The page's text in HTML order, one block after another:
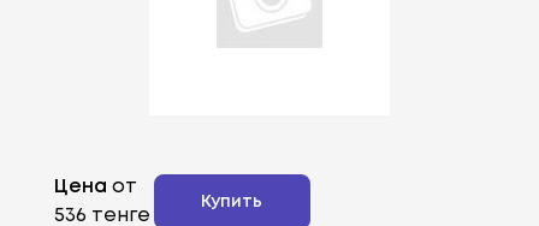
Цена от
536 тенге
Купить